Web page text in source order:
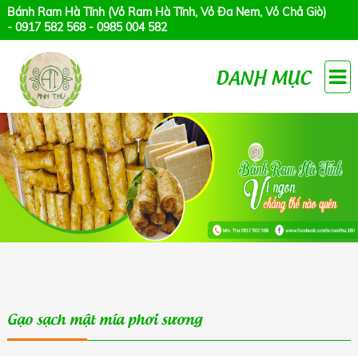
Bánh Ram Hà Tĩnh (Vỏ Ram Hà Tĩnh, Vỏ Đa Nem, Vỏ Chả Giò)
- 0917 582 568 - 0985 004 582
DANH MỤC
Gạo sạch mật mía phơi sương